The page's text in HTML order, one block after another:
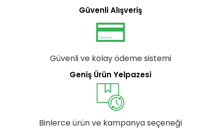
Güvenli Alışveriş
Güvenli ve kolay ödeme sistemi
Geniş Ürün Yelpazesi
Binlerce ürün ve kampanya seçeneği